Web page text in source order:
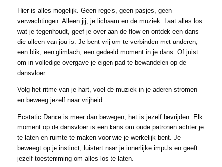
Hier is alles mogelijk. Geen regels, geen pasjes, geen
verwachtingen. Alleen jij, je lichaam en de muziek. Laat alles los
wat je tegenhoudt, geef je over aan de flow en ontdek een dans
die alleen van jou is. Je bent vrij om te verbinden met anderen,
een blik, een glimlach, een gedeeld moment in je dans. Of juist
om in volledige overgave je eigen pad te bewandelen op de
dansvloer.
Volg het ritme van je hart, voel de muziek in je aderen stromen
en beweeg jezelf naar vrijheid.
Ecstatic Dance is meer dan bewegen, het is jezelf bevrijden. Elk
moment op de dansvloer is een kans om oude patronen achter je
te laten en ruimte te maken voor wie je werkelijk bent. Je
beweegt op je instinct, luistert naar je innerlijke impuls en geeft
jezelf toestemming om alles los te laten.